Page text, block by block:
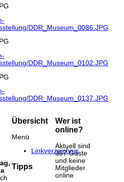
DDR_Museum_0086.JPG
DDR_Museum_0102.JPG
DDR_Museum_0137.JPG
Übersicht
Menü
Linkverzeichnis
Tipps
Wer ist
online?
Aktuell sind
357 Gäste
und keine
Mitglieder
online